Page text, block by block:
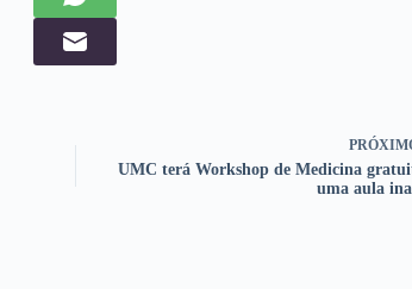
UMC terá Workshop de Medicina
uma aula